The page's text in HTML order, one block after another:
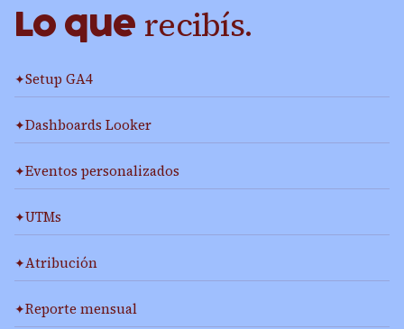
Lo que recibís.
Setup GA4
Dashboards Looker
Eventos personalizados
UTMs
Atribución
Reporte mensual